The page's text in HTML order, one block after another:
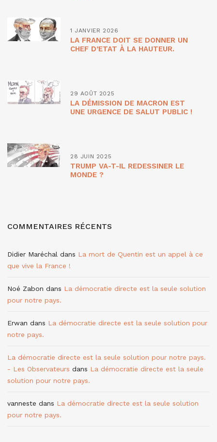
1 JANVIER 2026
LA FRANCE DOIT SE DONNER UN
CHEF D’ETAT À LA HAUTEUR.
29 AOÛT 2025
LA DÉMISSION DE MACRON EST
UNE URGENCE DE SALUT PUBLIC !
28 JUIN 2025
TRUMP VA-T-IL REDESSINER LE
MONDE ?
COMMENTAIRES RÉCENTS
Didier Maréchal dans La mort de Quentin est un appel à ce
que vive la France !
Noé Zabon dans La démocratie directe est la seule solution
pour notre pays.
Erwan dans La démocratie directe est la seule solution pour
notre pays.
La démocratie directe est la seule solution pour notre pays.
- Les Observateurs dans La démocratie directe est la seule
solution pour notre pays.
vanneste dans La démocratie directe est la seule solution
pour notre pays.